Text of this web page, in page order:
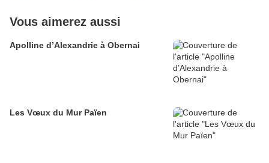
Vous aimerez aussi
Apolline d’Alexandrie à Obernai
Les Vœux du Mur Païen